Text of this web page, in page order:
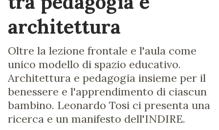
architettura
Oltre la lezione frontale e l'aula come
unico modello di spazio educativo.
Architettura e pedagogia insieme per il
benessere e l'apprendimento di ciascun
bambino. Leonardo Tosi ci presenta una
ricerca e un manifesto dell'INDIRE.